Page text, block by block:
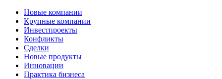
Новые компании
Крупные компании
Инвестпроекты
Конфликты
Сделки
Новые продукты
Инновации
Практика бизнеса